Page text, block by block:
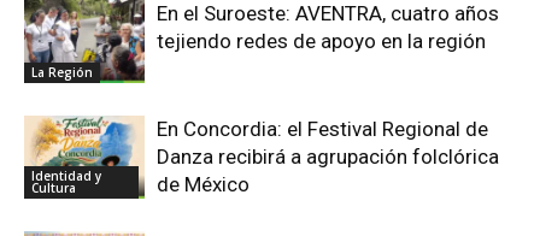
La Región
En el Suroeste: AVENTRA, cuatro años
tejiendo redes de apoyo en la región
Identidad y
Cultura
En Concordia: el Festival Regional de
Danza recibirá a agrupación folclórica
de México